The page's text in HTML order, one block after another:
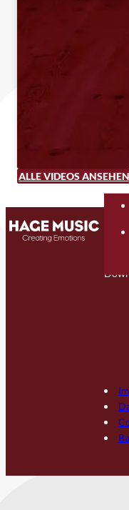
ALLE VIDEOS ANSEHEN